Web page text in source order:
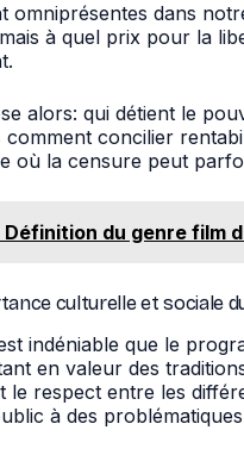
omniprésentes dans
à quel prix pour la
alors: qui détient le
comment concilier
où la censure peut
du genre film
culturelle et sociale
indéniable que le
en valeur des
le respect entre les
à des